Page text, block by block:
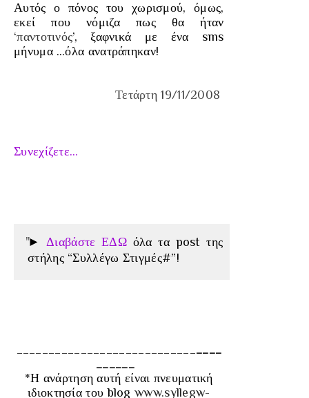
Αυτός ο πόνος του χωρισμού, όμως,
εκεί που νόμιζα πως θα ήταν
‘παντοτινός’, ξαφνικά με ένα sms
μήνυμα …όλα ανατράπηκαν!
Τετάρτη 19/11/2008
Συνεχίζετε…
► Διαβάστε ΕΔΩόλα τα post της
στήλης “Συλλέγω Στιγμές#”!
*Η ανάρτηση αυτή είναι πνευματική
ιδιοκτησία του blogwww.syllegw-